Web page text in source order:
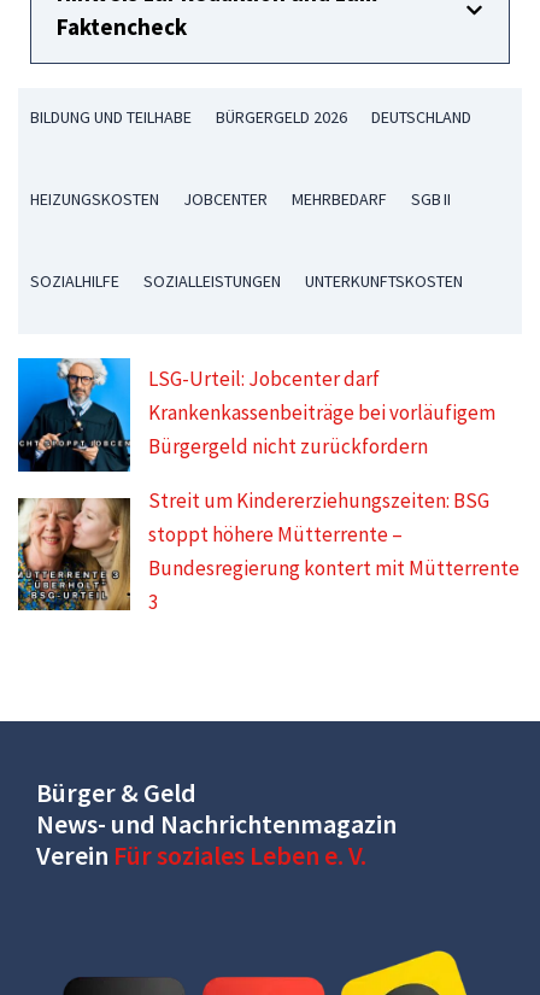
Faktencheck
BILDUNG UND TEILHABE BÜRGERGELD 2026 DEUTSCHLAND
HEIZUNGSKOSTEN JOBCENTER MEHRBEDARF SGB II
SOZIALHILFE SOZIALLEISTUNGEN UNTERKUNFTSKOSTEN
LSG-Urteil: Jobcenter darf
Krankenkassenbeiträge bei vorläufigem
Bürgergeld nicht zurückfordern
Streit um Kindererziehungszeiten: BSG
stoppt höhere Mütterrente –
Bundesregierung kontert mit Mütterrente
3
Bürger & Geld
News- und Nachrichtenmagazin
Verein Für soziales Leben e. V.